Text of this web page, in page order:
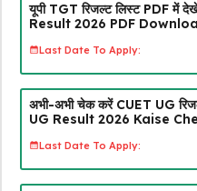
यूपी TGT रिजल्ट लिस्ट PDF में
Result 2026 PDF
Last Date To Apply:
अभी-अभी चेक करें CUET UG
UG Result 2026 Kaise
Last Date To Apply: